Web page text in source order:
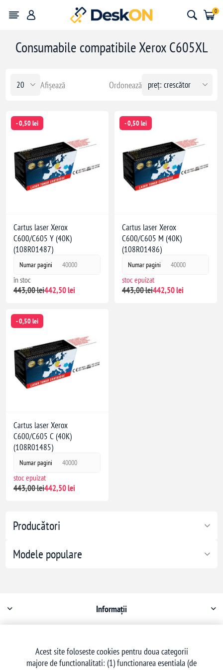
0
Producători
Modele populare
Consumabile compatibile Xerox C605XL
Ordonează
Afișează
- 0,50 lei
Cartus laser Xerox
C600/C605 Y (40K)
(108R01487)
Numar pagini 40000
în stoc
443,00 lei442,50 lei
- 0,50 lei
Cartus laser Xerox
C600/C605 M (40K)
(108R01486)
Numar pagini 40000
stoc epuizat
443,00 lei442,50 lei
- 0,50 lei
Cartus laser Xerox
C600/C605 C (40K)
(108R01485)
Numar pagini 40000
stoc epuizat
443,00 lei442,50 lei
Informații
Acest site foloseste cookies pentru doua categorii
majore de functionalitati: (1) functionarea esentiala (de